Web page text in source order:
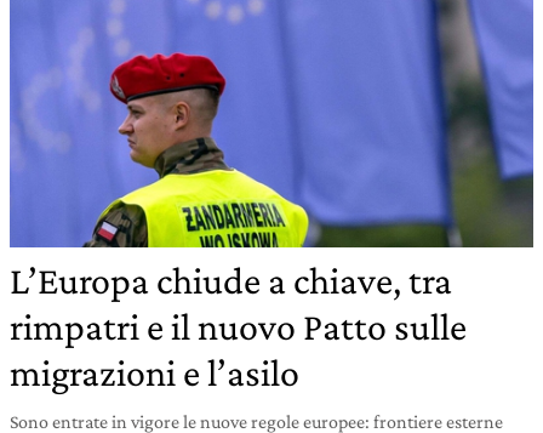
L’Europa chiude a chiave, tra
rimpatri e il nuovo Patto sulle
migrazioni e l’asilo
Sono entrate in vigore le nuove regole europee: frontiere esterne